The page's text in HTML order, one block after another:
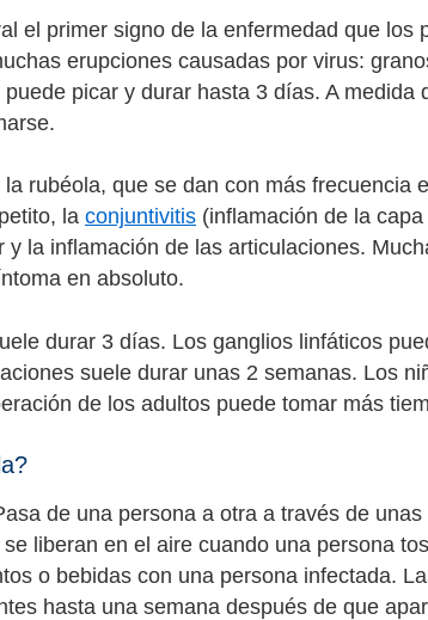
el primer signo de la enfermedad que los
erupciones causadas por virus:
picar y durar hasta 3 días. A medida
rubéola, que se dan con más frecuencia
la conjuntivitis (inflamación de la
y la inflamación de las articulaciones.
en absoluto.
durar 3 días. Los ganglios linfáticos
suele durar unas 2 semanas. Los
de los adultos puede tomar más
de una persona a otra a través de
liberan en el aire cuando una persona
o bebidas con una persona infectada.
hasta una semana después de que